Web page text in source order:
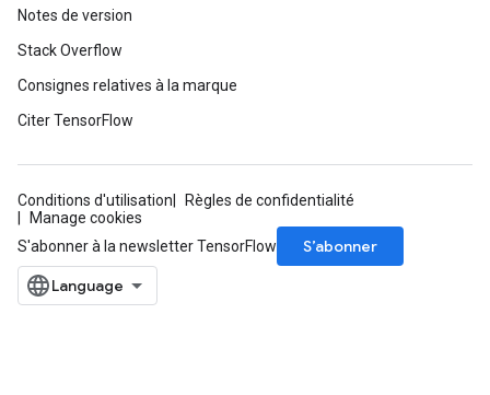
Notes de version
Stack Overflow
Consignes relatives à la marque
Citer TensorFlow
Conditions d'utilisation
Règles de confidentialité
Manage cookies
S'abonner à la newsletter TensorFlow
S’abonner